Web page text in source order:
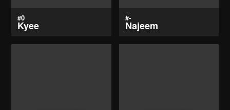
#0
Kyee
#-
Najeem